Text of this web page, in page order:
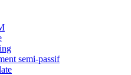
semi-passif